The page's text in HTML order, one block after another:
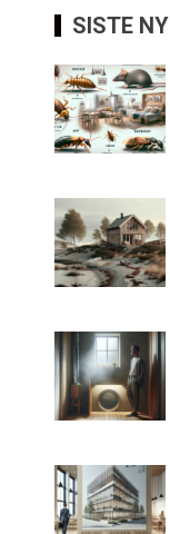
SISTE